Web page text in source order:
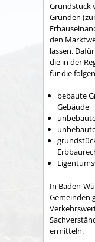
Grundstück
Gründen
den
lassen.
die in der
für die
bebaute
Gebäude
In Baden-
Gemeinden
ermitteln.